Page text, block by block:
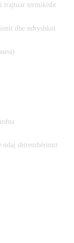
trajtuar termikisht
dhe ndryshkut
ndaj shtrembërimit